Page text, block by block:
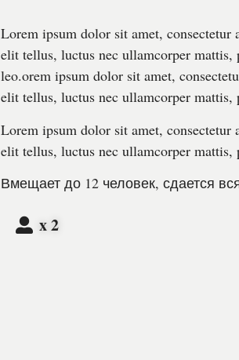
Lorem ipsum dolor sit amet,
elit tellus, luctus nec ullamcorper mattis,
leo.orem ipsum dolor sit amet,
elit tellus, luctus nec ullamcorper mattis,
Lorem ipsum dolor sit amet,
elit tellus, luctus nec ullamcorper mattis,
Вмещает до 12 человек, сдается
x 2